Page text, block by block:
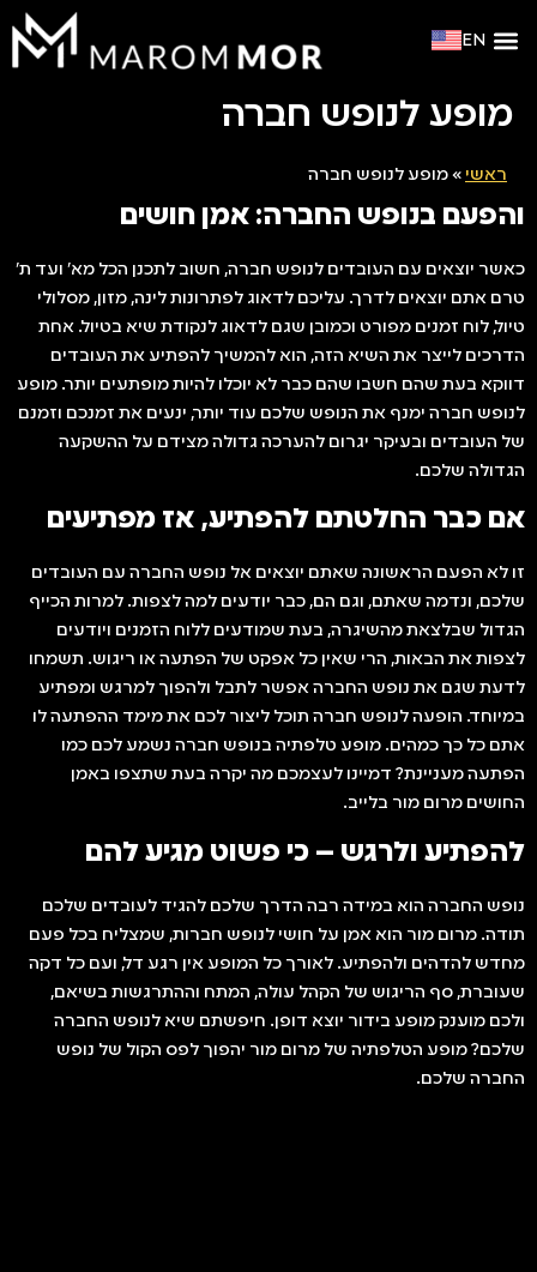
EN
מופע לנופש חברה
ראשי »מופע לנופש חברה
והפעם בנופש החברה: אמן חושים
כאשר יוצאים עם העובדים לנופש חברה, חשוב לתכנן הכל מא' ועד ת'
טרם אתם יוצאים לדרך. עליכם לדאוג לפתרונות לינה, מזון, מסלולי
טיול, לוח זמנים מפורט וכמובן שגם לדאוג לנקודת שיא בטיול. אחת
הדרכים לייצר את השיא הזה, הוא להמשיך להפתיע את העובדים
דווקא בעת שהם חשבו שהם כבר לא יוכלו להיות מופתעים יותר. מופע
לנופש חברה ימנף את הנופש שלכם עוד יותר, ינעים את זמנכם וזמנם
של העובדים ובעיקר יגרום להערכה גדולה מצידם על ההשקעה
הגדולה שלכם.
אם כבר החלטתם להפתיע, אז מפתיעים
זו לא הפעם הראשונה שאתם יוצאים אל נופש החברה עם העובדים
שלכם, ונדמה שאתם, וגם הם, כבר יודעים למה לצפות. למרות הכייף
הגדול שבלצאת מהשיגרה, בעת שמודעים ללוח הזמנים ויודעים
לצפות את הבאות, הרי שאין כל אפקט של הפתעה או ריגוש. תשמחו
לדעת שגם את נופש החברה אפשר לתבל ולהפוך למרגש ומפתיע
במיוחד. הופעה לנופש חברה תוכל ליצור לכם את מימד ההפתעה לו
אתם כל כך כמהים. מופע טלפתיה בנופש חברה נשמע לכם כמו
הפתעה מעניינת? דמיינו לעצמכם מה יקרה בעת שתצפו באמן
החושים מרום מור בלייב.
להפתיע ולרגש – כי פשוט מגיע להם
נופש החברה הוא במידה רבה הדרך שלכם להגיד לעובדים שלכם
תודה. מרום מור הוא אמן על חושי לנופש חברות, שמצליח בכל פעם
מחדש להדהים ולהפתיע. לאורך כל המופע אין רגע דל, ועם כל דקה
שעוברת, סף הריגוש של הקהל עולה, המתח וההתרגשות בשיאם,
ולכם מוענק מופע בידור יוצא דופן. חיפשתם שיא לנופש החברה
שלכם? מופע הטלפתיה של מרום מור יהפוך לפס הקול של נופש
החברה שלכם.